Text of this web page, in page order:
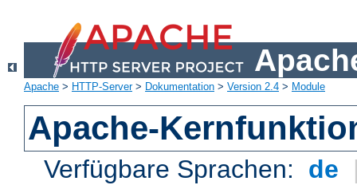
Apache > HTTP-Server> Dokumentation > Version 2.4 > Module
Apache-
Verfügbare Sprachen: de